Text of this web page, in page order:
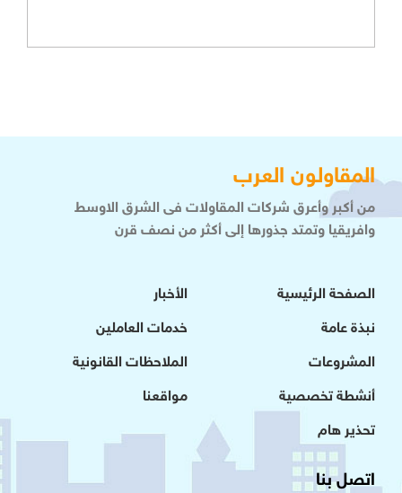
المقاولون العرب
من أكبر وأعرق شركات المقاولات فى الشرق الاوسط
وافريقيا وتمتد جذورها إلى أكثر من نصف قرن
الصفحة الرئيسية
نبذة عامة
المشروعات
أنشطة تخصصية
تحذير هام
الأخبار
خدمات العاملين
الملاحظات القانونية
مواقعنا
اتصل بنا